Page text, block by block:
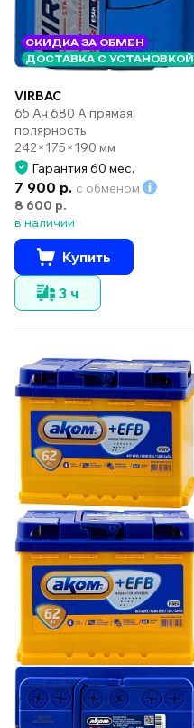
СКИДКА ЗА ОБМЕН
ДОСТАВКА С УСТАНОВКОЙ
VIRBAC
65 Ач 680 А прямая
полярность
242×175×190 мм
Гарантия 60 мес.
7 900 р. с обменом
8 600 р.
в наличии
Купить
3 ч